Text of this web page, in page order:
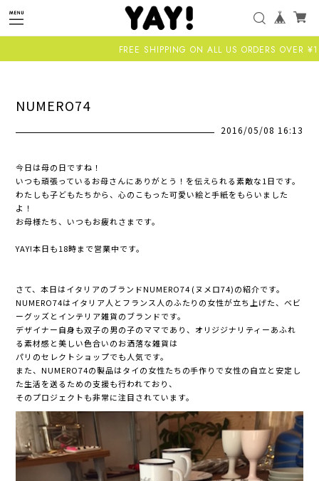
FREE SHIPPING ON ALL US ORDERS OVER ¥11,000-
NUMERO74
2016/05/08 16:13
今日は母の日ですね！
いつも頑張っているお母さんにありがとう！を伝えられる素敵な1日です。
わたしも子どもたちから、心のこもった可愛い絵と手紙をもらいました
よ！
お母様たち、いつもお疲れさまです。
YAY!本日も18時まで営業中です。
さて、本日はイタリアのブランドNUMERO74 (ヌメロ74)の紹介です。
NUMERO74はイタリア人とフランス人のふたりの女性が立ち上げた、ベビ
ーグッズとインテリア雑貨のブランドです。
デザイナー自身も双子の男の子のママであり、オリジジナリティーあふれ
る素材感と美しい色合いのお洒落な雑貨は
パリのセレクトショップでも人気です。
また、NUMERO74の製品はタイの女性たちの手作りで女性の自立と安定し
た生活を送るための支援も行われており、
そのプロジェクトも非常に注目されています。